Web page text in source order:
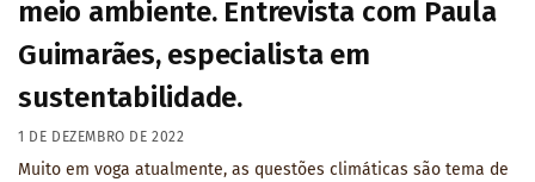
meio ambiente. Entrevista com Paula
Guimarães, especialista em
sustentabilidade.
1 DE DEZEMBRO DE 2022
Muito em voga atualmente, as questões climáticas são tema de